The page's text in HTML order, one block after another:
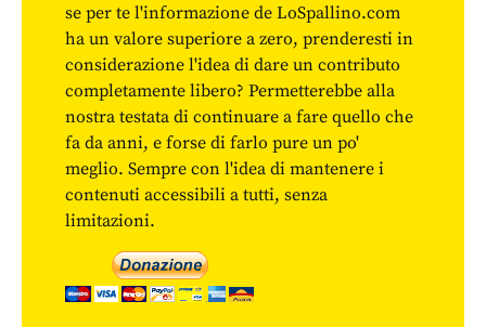
se per te l'informazione de LoSpallino.com
ha un valore superiore a zero, prenderesti in
considerazione l'idea di dare un contributo
completamente libero? Permetterebbe alla
nostra testata di continuare a fare quello che
fa da anni, e forse di farlo pure un po'
meglio. Sempre con l'idea di mantenere i
contenuti accessibili a tutti, senza
limitazioni.